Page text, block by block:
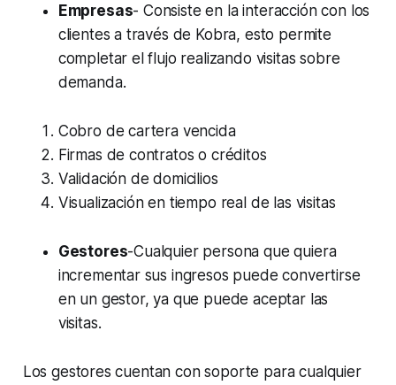
Empresas- Consiste en la interacción con los
clientes a través de Kobra, esto permite
completar el flujo realizando visitas sobre
demanda.
Cobro de cartera vencida
Firmas de contratos o créditos
Validación de domicilios
Visualización en tiempo real de las visitas
Gestores-Cualquier persona que quiera
incrementar sus ingresos puede convertirse
en un gestor, ya que puede aceptar las
visitas.
Los gestores cuentan con soporte para cualquier